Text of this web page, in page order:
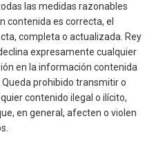
las medidas razonables
contenida es correcta, el
completa o actualizada. Rey
expresamente cualquier
en la información contenida
prohibido transmitir o
contenido ilegal o ilícito,
en general, afecten o violen